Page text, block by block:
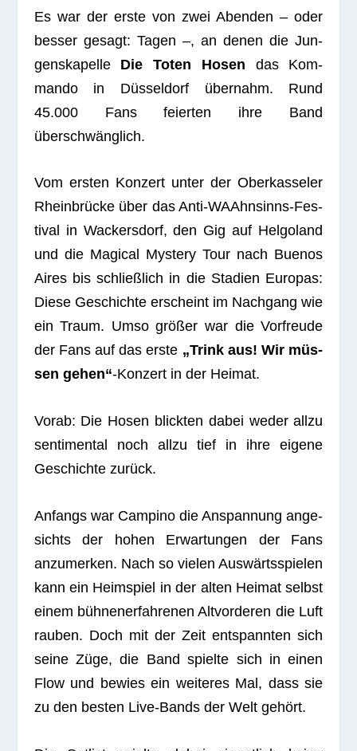
Es war der erste von zwei Aben­den – oder
bes­ser gesagt: Tagen –, an denen die Jun­
gen­ska­pelle Die Toten Hosen das Kom­
mando in Düs­sel­dorf über­nahm. Rund
45.000 Fans fei­er­ten ihre Band
überschwänglich.
Vom ers­ten Kon­zert unter der Ober­kas­se­ler
Rhein­brü­cke über das Anti-WAAhn­sinns-Fes­
ti­val in Wackers­dorf, den Gig auf Hel­go­land
und die Magi­cal Mys­tery Tour nach Bue­nos
Aires bis schließ­lich in die Sta­dien Euro­pas:
Diese Geschichte erscheint im Nach­gang wie
ein Traum. Umso grö­ßer war die Vor­freude
der Fans auf das erste „Trink aus! Wir müs­
sen gehen“-Kon­zert in der Heimat.
Vorab: Die Hosen blick­ten dabei weder allzu
sen­ti­men­tal noch allzu tief in ihre eigene
Geschichte zurück.
Anfangs war Cam­pino die Anspan­nung ange­
sichts der hohen Erwar­tun­gen der Fans
anzu­mer­ken. Nach so vie­len Aus­wärts­spie­len
kann ein Heim­spiel in der alten Hei­mat selbst
einem büh­nen­er­fah­re­nen Alt­vor­de­ren die Luft
rau­ben. Doch mit der Zeit ent­spann­ten sich
seine Züge, die Band spielte sich in einen
Flow und bewies ein wei­te­res Mal, dass sie
zu den bes­ten Live-Bands der Welt gehört.